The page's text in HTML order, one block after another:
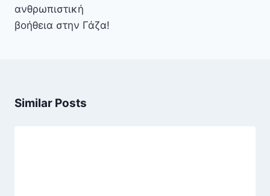
ανθρωπιστική
βοήθεια στην Γάζα!
Similar Posts